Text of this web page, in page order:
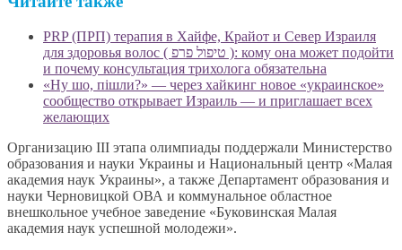
PRP (ПРП) терапия в Хайфе, Крайот и Север Израиля
для здоровья волос ( טיפול פרפ ): кому она может подойти
и почему консультация трихолога обязательна
«Ну шо, пішли?» — через хайкинг новое «украинское»
сообщество открывает Израиль — и приглашает всех
желающих
Организацию III этапа олимпиады поддержали Министерство
образования и науки Украины и Национальный центр «Малая
академия наук Украины», а также Департамент образования и
науки Черновицкой ОВА и коммунальное областное
внешкольное учебное заведение «Буковинская Малая
академия наук успешной молодежи».